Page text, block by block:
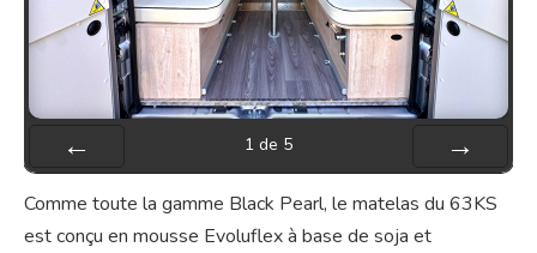
1 de 5
Comme toute la gamme Black Pearl, le matelas du 63KS
est conçu en mousse Evoluflex à base de soja et